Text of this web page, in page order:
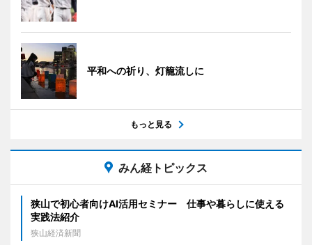
平和への祈り、灯籠流しに
もっと見る
みん経トピックス
狭山で初心者向けAI活用セミナー 仕事や暮らしに使える
実践法紹介
狭山経済新聞